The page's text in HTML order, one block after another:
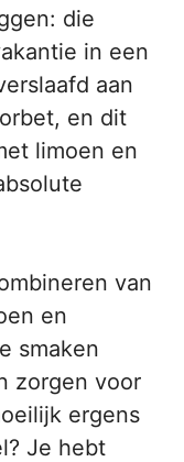
die
in een
aan
en dit
limoen en
van
en
smaken
zorgen voor
ergens
Je hebt